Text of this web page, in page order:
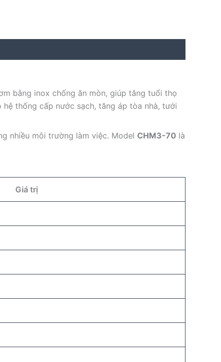
bằng inox chống ăn mòn, giúp tăng tuổi thọ
thống cấp nước sạch, tăng áp tòa nhà, tưới
nhiều môi trường làm việc. Model CHM3-70 là
Giá trị